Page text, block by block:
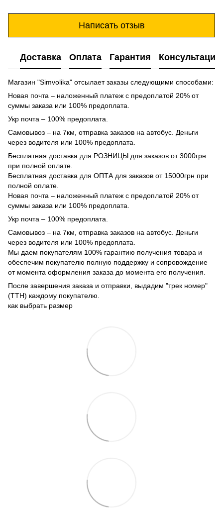
Написать отзыв
Доставка Оплата Гарантия Консультация
Магазин "Simvolika" отсылает заказы следующими способами:
Новая почта – наложенный платеж с предоплатой 20% от
суммы заказа или 100% предоплата.
Укр почта – 100% предоплата.
Самовывоз – на 7км, отправка заказов на автобус. Деньги
через водителя или 100% предоплата.
Бесплатная доставка для РОЗНИЦЫ для заказов от 3000грн
при полной оплате.
Бесплатная доставка для ОПТА для заказов от 15000грн при
полной оплате.
Новая почта – наложенный платеж с предоплатой 20% от
суммы заказа или 100% предоплата.
Укр почта – 100% предоплата.
Самовывоз – на 7км, отправка заказов на автобус. Деньги
через водителя или 100% предоплата.
Мы даем покупателям 100% гарантию получения товара и
обеспечим покупателю полную поддержку и сопровождение
от момента оформления заказа до момента его получения.
После завершения заказа и отправки, выдадим "трек номер"
(ТТН) каждому покупателю.
как выбрать размер